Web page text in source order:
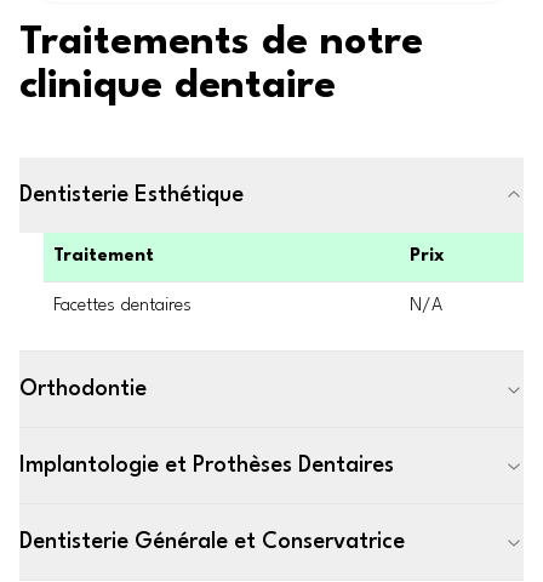
Traitements de notre
clinique dentaire
Dentisterie Esthétique
Traitement Prix
Facettes dentaires N/A
Orthodontie
Implantologie et Prothèses Dentaires
Dentisterie Générale et Conservatrice